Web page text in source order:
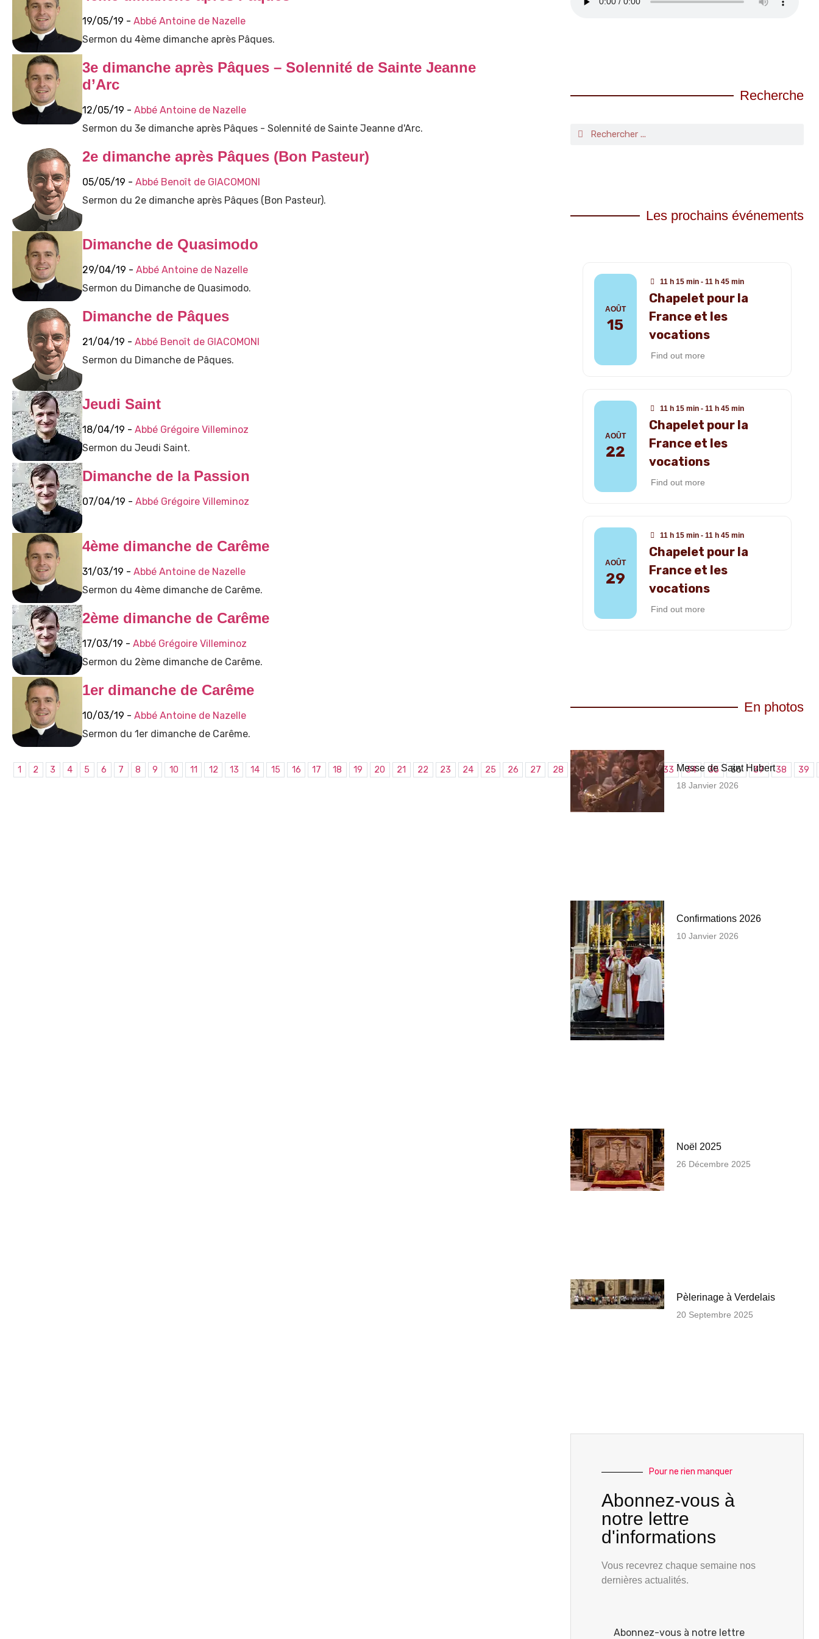
19/05/19 - Abbé Antoine de Nazelle
Sermon du 4ème dimanche après Pâques.
3e dimanche après Pâques – Solennité de Sainte Jeanne
d’Arc
12/05/19 - Abbé Antoine de Nazelle
Sermon du 3e dimanche après Pâques - Solennité de Sainte Jeanne d'Arc.
2e dimanche après Pâques (Bon Pasteur)
05/05/19 - Abbé Benoît de GIACOMONI
Sermon du 2e dimanche après Pâques (Bon Pasteur).
Dimanche de Quasimodo
29/04/19 - Abbé Antoine de Nazelle
Sermon du Dimanche de Quasimodo.
Dimanche de Pâques
21/04/19 - Abbé Benoît de GIACOMONI
Sermon du Dimanche de Pâques.
Jeudi Saint
18/04/19 - Abbé Grégoire Villeminoz
Sermon du Jeudi Saint.
Dimanche de la Passion
07/04/19 - Abbé Grégoire Villeminoz
4ème dimanche de Carême
31/03/19 - Abbé Antoine de Nazelle
Sermon du 4ème dimanche de Carême.
2ème dimanche de Carême
17/03/19 - Abbé Grégoire Villeminoz
Sermon du 2ème dimanche de Carême.
1er dimanche de Carême
10/03/19 - Abbé Antoine de Nazelle
Sermon du 1er dimanche de Carême.
1 2 3 4 5 6 7 8 9 10 11 12 13 14 15 16 17 18 19 20 21 22 23 24 25 26 27 28 29 30 31 32 33 34 35 36 37 38 39
Recherche
Les prochains événements
AOÛT
15
11 h 15 min - 11 h 45 min
Chapelet pour la
France et les
vocations
Find out more
AOÛT
22
11 h 15 min - 11 h 45 min
Chapelet pour la
France et les
vocations
Find out more
AOÛT
29
11 h 15 min - 11 h 45 min
Chapelet pour la
France et les
vocations
Find out more
En photos
Messe de Saint Hubert
18 Janvier 2026
Confirmations 2026
10 Janvier 2026
Noël 2025
26 Décembre 2025
Pèlerinage à Verdelais
20 Septembre 2025
Pour ne rien manquer
Abonnez-vous à
notre lettre
d'informations
Vous recevrez chaque semaine nos
dernières actualités.
Abonnez-vous à notre lettre